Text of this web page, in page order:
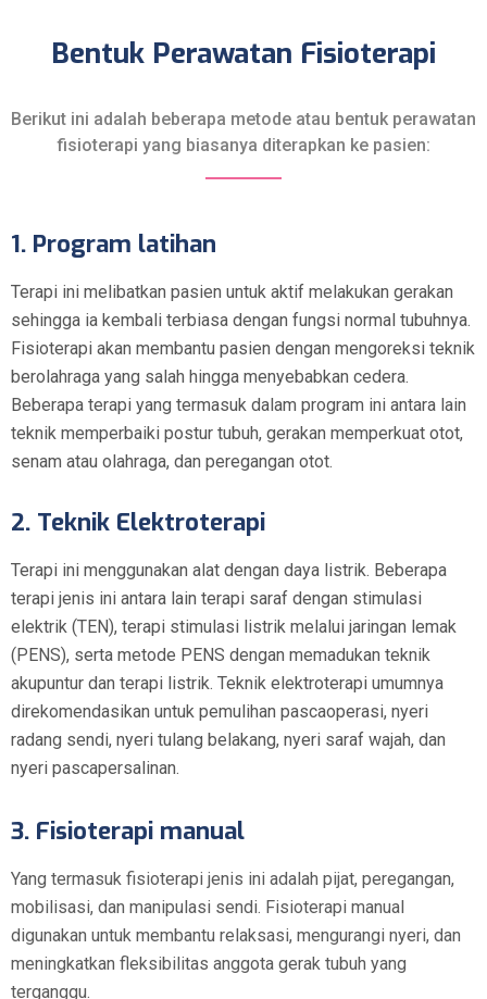
Bentuk Perawatan Fisioterapi
Berikut ini adalah beberapa metode atau bentuk perawatan
fisioterapi yang biasanya diterapkan ke pasien:
1. Program latihan
Terapi ini melibatkan pasien untuk aktif melakukan gerakan
sehingga ia kembali terbiasa dengan fungsi normal tubuhnya.
Fisioterapi akan membantu pasien dengan mengoreksi teknik
berolahraga yang salah hingga menyebabkan cedera.
Beberapa terapi yang termasuk dalam program ini antara lain
teknik memperbaiki postur tubuh, gerakan memperkuat otot,
senam atau olahraga, dan peregangan otot.
2. Teknik Elektroterapi
Terapi ini menggunakan alat dengan daya listrik. Beberapa
terapi jenis ini antara lain terapi saraf dengan stimulasi
elektrik (TEN), terapi stimulasi listrik melalui jaringan lemak
(PENS), serta metode PENS dengan memadukan teknik
akupuntur dan terapi listrik. Teknik elektroterapi umumnya
direkomendasikan untuk pemulihan pascaoperasi, nyeri
radang sendi, nyeri tulang belakang, nyeri saraf wajah, dan
nyeri pascapersalinan.
3. Fisioterapi manual
Yang termasuk fisioterapi jenis ini adalah pijat, peregangan,
mobilisasi, dan manipulasi sendi. Fisioterapi manual
digunakan untuk membantu relaksasi, mengurangi nyeri, dan
meningkatkan fleksibilitas anggota gerak tubuh yang
terganggu.